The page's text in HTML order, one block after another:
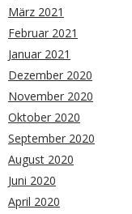
März 2021
Februar 2021
Januar 2021
Dezember 2020
November 2020
Oktober 2020
September 2020
August 2020
Juni 2020
April 2020